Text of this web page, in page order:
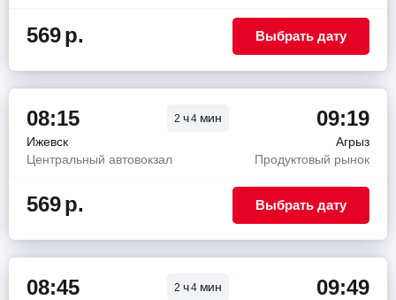
569р. Выбрать дату
08:15 2 ч4 мин 09:19
Ижевск
Агрыз
Центральный автовокзал
Продуктовый рынок
569р. Выбрать дату
08:45 2 ч4 мин 09:49